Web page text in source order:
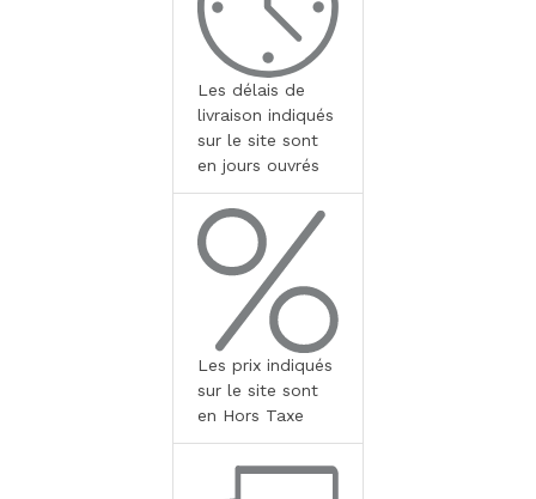
Les délais de
livraison indiqués
sur le site sont
en jours ouvrés
Les prix indiqués
sur le site sont
en Hors Taxe